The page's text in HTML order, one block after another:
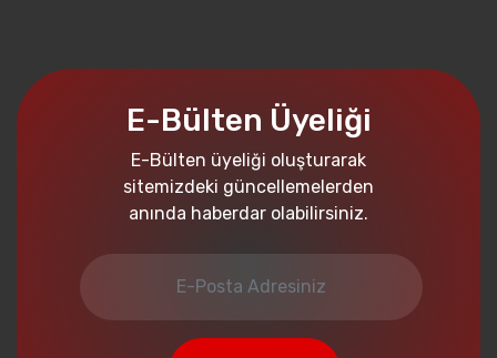
E-Bülten Üyeliği
E-Bülten üyeliği oluşturarak
sitemizdeki güncellemelerden
anında haberdar olabilirsiniz.